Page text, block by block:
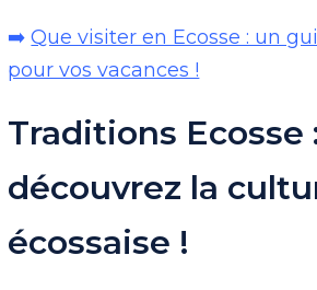
➡️Que visiter en Ecosse : un
pour vos vacances !
Traditions Ecosse
découvrez la
écossaise !